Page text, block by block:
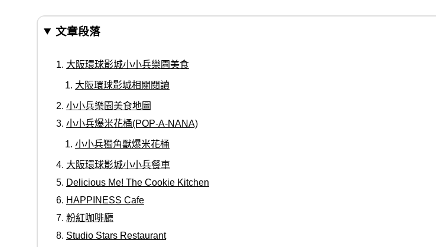
文章段落
大阪環球影城小小兵樂園美食
大阪環球影城相關閱讀
小小兵樂園美食地圖
小小兵爆米花桶(POP-A-NANA)
小小兵獨角獸爆米花桶
大阪環球影城小小兵餐車
Delicious Me! The Cookie Kitchen
HAPPINESS Cafe
粉紅咖啡廳
Studio Stars Restaurant